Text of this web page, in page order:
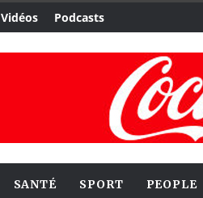
Vidéos Podcasts
SANTÉ SPORT PEOPLE